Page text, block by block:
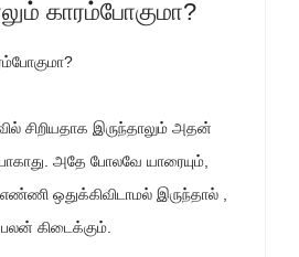
காரம்போகுமா?
சிறியதாக இருந்தாலும் அதன்
அதே போலவே யாரையும்,
ஒதுக்கிவிடாமல் இருந்தால் ,
கிடைக்கும்.